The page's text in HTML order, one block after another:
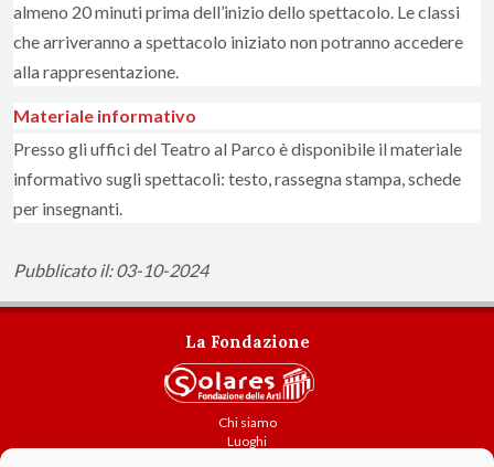
almeno 20 minuti prima dell’inizio dello spettacolo. Le classi
che arriveranno a spettacolo iniziato non potranno accedere
alla rappresentazione.
Materiale informativo
Presso gli uffici del Teatro al Parco è disponibile il materiale
informativo sugli spettacoli: testo, rassegna stampa, schede
per insegnanti.
Pubblicato il: 03-10-2024
La Fondazione
Chi siamo
Luoghi